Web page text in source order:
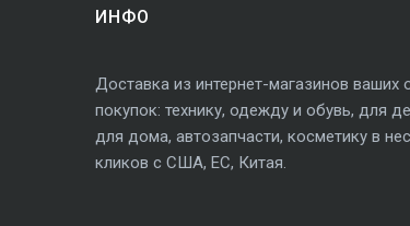
ИНФО
Доставка из интернет-магазинов ваших
покупок: технику, одежду и обувь, для
для дома, автозапчасти, косметику в
кликов с США, ЕС, Китая.